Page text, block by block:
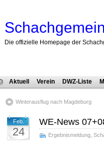
Die offizielle Homepage der
Aktuell Verein DWZ-Liste
Winterausflug nach Magdeburg
Feb.
24
WE-News
Ergebnismeldung